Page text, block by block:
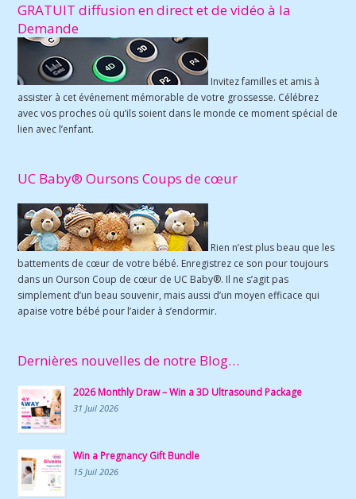
GRATUIT diffusion en direct et de vidéo à la
Demande
Invitez familles et amis à
assister à cet événement mémorable de votre grossesse. Célébrez
avec vos proches où qu’ils soient dans le monde ce moment spécial de
lien avec l’enfant.
UC Baby® Oursons Coups de cœur
Rien n’est plus beau que les
battements de cœur de votre bébé. Enregistrez ce son pour toujours
dans un Ourson Coup de cœur de UC Baby®. Il ne s’agit pas
simplement d’un beau souvenir, mais aussi d’un moyen efficace qui
apaise votre bébé pour l’aider à s’endormir.
Dernières nouvelles de notre Blog…
2026 Monthly Draw – Win a 3D Ultrasound Package
31 Juil 2026
Win a Pregnancy Gift Bundle
15 Juil 2026